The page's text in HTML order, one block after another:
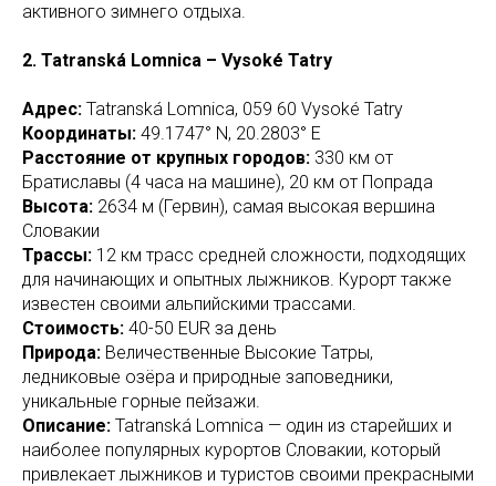
активного зимнего отдыха.
2. Tatranská Lomnica – Vysoké Tatry
Адрес: Tatranská Lomnica, 059 60 Vysoké Tatry
Координаты: 49.1747° N, 20.2803° E
Расстояние от крупных городов: 330 км от
Братиславы (4 часа на машине), 20 км от Попрада
Высота: 2634 м (Гервин), самая высокая вершина
Словакии
Трассы: 12 км трасс средней сложности, подходящих
для начинающих и опытных лыжников. Курорт также
известен своими альпийскими трассами.
Стоимость: 40-50 EUR за день
Природа: Величественные Высокие Татры,
ледниковые озёра и природные заповедники,
уникальные горные пейзажи.
Описание: Tatranská Lomnica — один из старейших и
наиболее популярных курортов Словакии, который
привлекает лыжников и туристов своими прекрасными